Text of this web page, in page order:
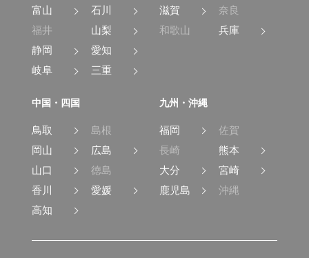
富山
石川
福井
山梨
静岡
愛知
岐阜
三重
滋賀
奈良
和歌山
兵庫
中国・四国
鳥取
島根
岡山
広島
山口
徳島
香川
愛媛
高知
九州・沖縄
福岡
佐賀
長崎
熊本
大分
宮崎
鹿児島
沖縄